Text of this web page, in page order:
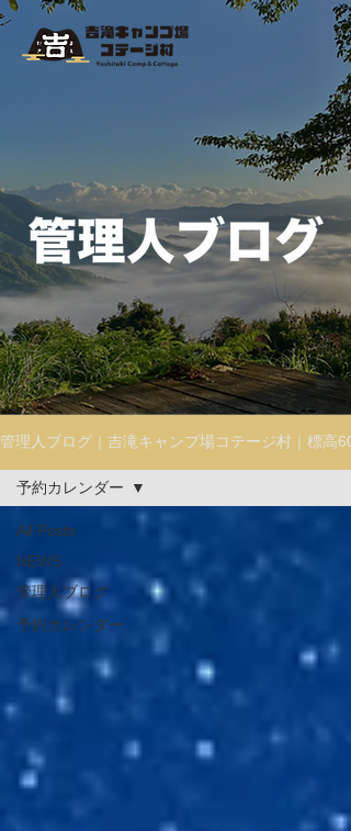
管理人ブログ｜吉滝キャンプ場コテージ村｜標高
All Posts
NEWS
管理人ブログ
予約カレンダー
予約カレンダー